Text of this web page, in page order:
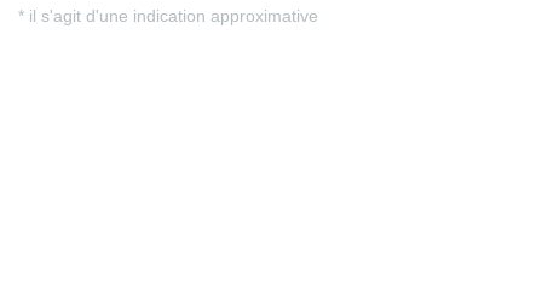
* il s'agit d'une indication approximative